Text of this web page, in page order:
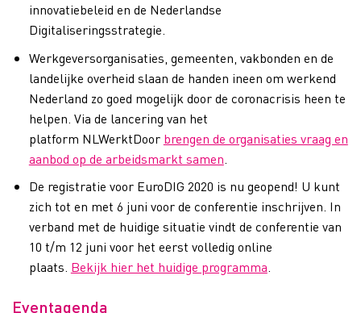
innovatiebeleid en de Nederlandse
Digitaliseringsstrategie.
Werkgeversorganisaties, gemeenten, vakbonden en de
landelijke overheid slaan de handen ineen om werkend
Nederland zo goed mogelijk door de coronacrisis heen te
helpen. Via de lancering van het
platform NLWerktDoor brengen de organisaties vraag en
aanbod op de arbeidsmarkt samen
De registratie voor EuroDIG 2020 is nu geopend! U kunt
zich tot en met 6 juni voor de conferentie inschrijven. In
verband met de huidige situatie vindt de conferentie van
10 t/m 12 juni voor het eerst volledig online
plaats. Bekijk hier het huidige programma
Eventagenda